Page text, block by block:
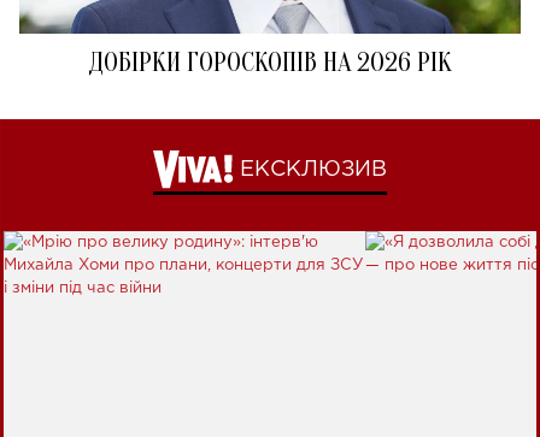
ДОБІРКИ ГОРОСКОПІВ НА 2026 РІК
ЕКСКЛЮЗИВ